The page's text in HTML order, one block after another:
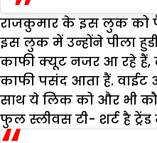
राजकुमार के इस लुक को
इस लुक में उन्होंने पीला
काफी क्यूट नजर आ रहे
काफी पसंद आता हैं. वाईट
साथ ये लिक को और भी
फुल स्लीवस टी- शर्ट है ट्रेंड